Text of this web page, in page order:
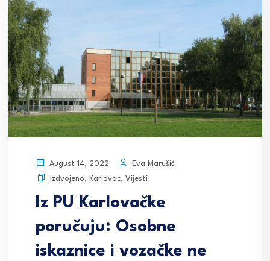
August 14, 2022
Eva Marušić
Izdvojeno, Karlovac, Vijesti
Iz PU Karlovačke
poručuju: Osobne
iskaznice i vozačke ne